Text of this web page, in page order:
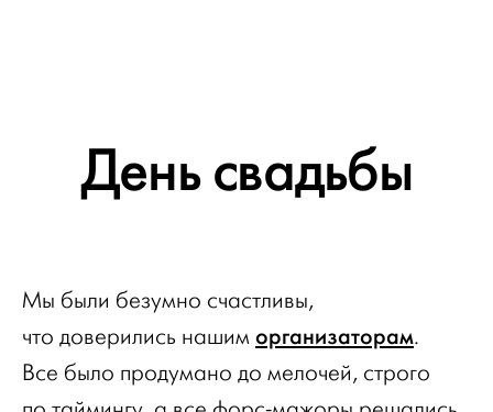
День свадьбы
Мы были безумно счастливы,
что доверились нашим организаторам.
Все было продумано до мелочей, строго